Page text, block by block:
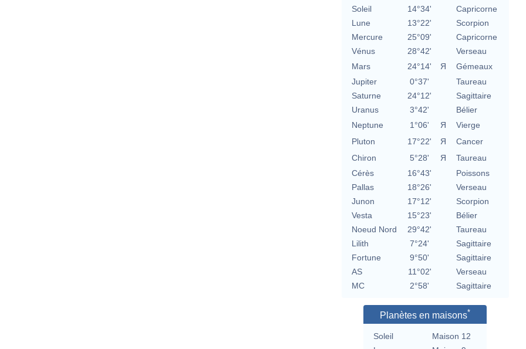
Soleil 14°34'
Capricorne
Lune
13°22'
Scorpion
Mercure
25°09'
Capricorne
Vénus
28°42'
Verseau
Mars
24°14' Я
Gémeaux
Jupiter
0°37'
Taureau
Saturne
24°12'
Sagittaire
Uranus
3°42'
Bélier
Neptune
1°06' Я
Vierge
Pluton
17°22' Я
Cancer
Chiron
5°28' Я
Taureau
Cérès
16°43'
Poissons
Pallas
18°26'
Verseau
Junon
17°12'
Scorpion
Vesta
15°23'
Bélier
Noeud Nord
29°42'
Taureau
Lilith
7°24'
Sagittaire
Fortune
9°50'
Sagittaire
AS
11°02'
Verseau
MC
2°58' Sagittaire
Planètes en maisons*
Soleil
Maison 12